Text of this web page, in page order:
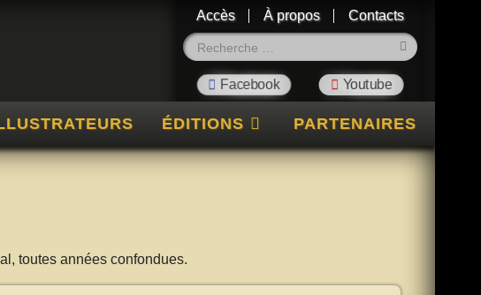
Accès À propos
Contacts
ÉDITIONS PARTENAIRES
toutes années confondues.